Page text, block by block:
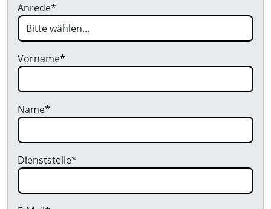
Anrede*
Vorname*
Name*
Dienststelle*